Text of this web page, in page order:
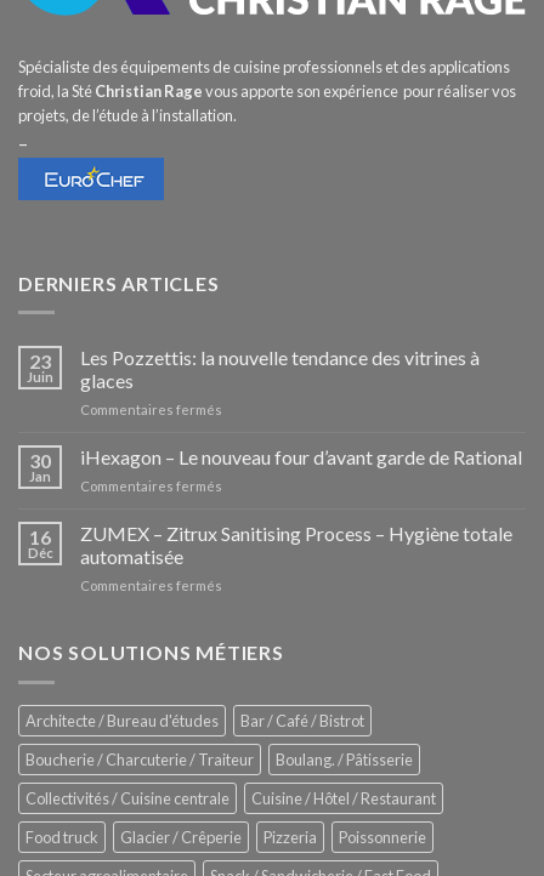
Spécialiste des équipements de cuisine professionnels et des applications
froid, la StéChristian Ragevous apporte son expérience pour réaliser vos
projets, de l’étude à l’installation.
–
DERNIERS ARTICLES
23
Juin
Les Pozzettis: la nouvelle tendance des vitrines à
glaces
Commentaires fermés
Pozzettis:
des
30
Jan
iHexagon – Le nouveau four d’avant garde de Rational
Commentaires fermés
–
de
16
Déc
ZUMEX – Zitrux Sanitising Process – Hygiène totale
automatisée
Commentaires fermés
Zitrux
–
Hygiène
totale
automatisée
NOS SOLUTIONS MÉTIERS
Architecte / Bureau d'études
Bar / Café / Bistrot
Boucherie / Charcuterie / Traiteur
Boulang. / Pâtisserie
Collectivités / Cuisine centrale
Cuisine / Hôtel / Restaurant
Food truck
Glacier / Crêperie Pizzeria
Poissonnerie